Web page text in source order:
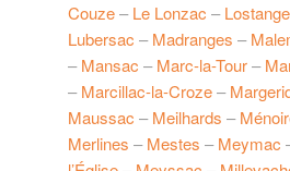
Couze–Le Lonzac –
Lubersac –Madranges –
–Mansac –Marc-la-Tour–
–Marcillac-la-Croze–
Maussac –Meilhards –
Merlines –Mestes –Meymac